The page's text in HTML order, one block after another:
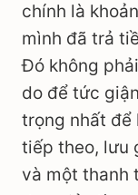
chính là
mình đã trả
Đó không
do để tức
trọng nhất để
tiếp theo, lưu
và một thanh